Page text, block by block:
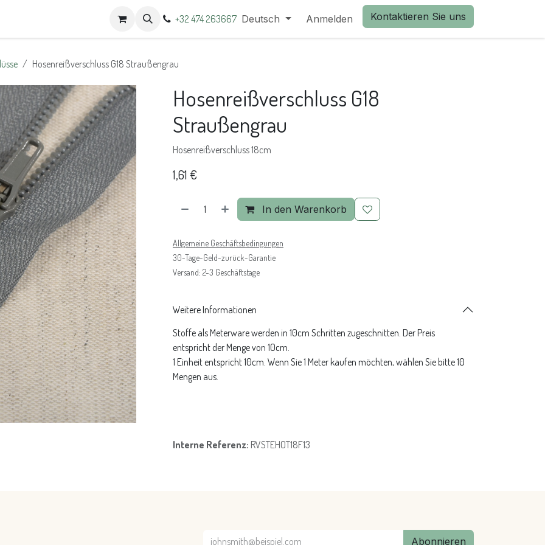
+32 474 263667 Deutsch Anmelden Kontaktieren Sie uns
Hosenreißverschluss G18 Straußengrau
Hosenreißverschluss G18
Straußengrau
Hosenreißverschluss 18cm
1,61 €
In den Warenkorb
Allgemeine Geschäftsbedingungen
30-Tage-Geld-zurück-Garantie
Versand: 2-3 Geschäftstage
Weitere Informationen
Stoffe als Meterware werden in 10cm Schritten zugeschnitten. Der Preis
entspricht der Menge von 10cm.
1 Einheit entspricht 10cm. Wenn Sie 1 Meter kaufen möchten, wählen Sie bitte 10
Mengen aus.
Interne Referenz: RVSTEHOT18F13
Abonnieren